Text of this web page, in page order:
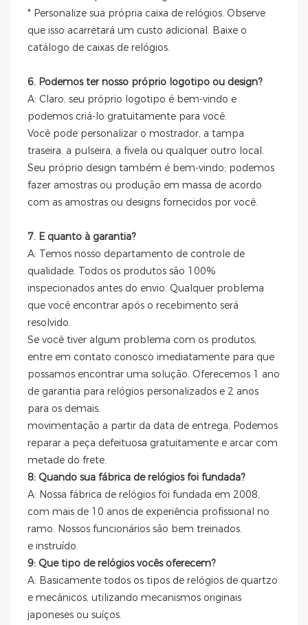
* Personalize sua própria caixa de relógios. Observe
que isso acarretará um custo adicional. Baixe o
catálogo de caixas de relógios.
6. Podemos ter nosso próprio logotipo ou design?
A: Claro, seu próprio logotipo é bem-vindo e
podemos criá-lo gratuitamente para você.
Você pode personalizar o mostrador, a tampa
traseira, a pulseira, a fivela ou qualquer outro local.
Seu próprio design também é bem-vindo; podemos
fazer amostras ou produção em massa de acordo
com as amostras ou designs fornecidos por você.
7. E quanto à garantia?
A: Temos nosso departamento de controle de
qualidade. Todos os produtos são 100%
inspecionados antes do envio. Qualquer problema
que você encontrar após o recebimento será
resolvido.
Se você tiver algum problema com os produtos,
entre em contato conosco imediatamente para que
possamos encontrar uma solução. Oferecemos 1 ano
de garantia para relógios personalizados e 2 anos
para os demais.
movimentação a partir da data de entrega. Podemos
reparar a peça defeituosa gratuitamente e arcar com
metade do frete.
8: Quando sua fábrica de relógios foi fundada?
A: Nossa fábrica de relógios foi fundada em 2008,
com mais de 10 anos de experiência profissional no
ramo. Nossos funcionários são bem treinados.
e instruído.
9: Que tipo de relógios vocês oferecem?
A: Basicamente todos os tipos de relógios de quartzo
e mecânicos, utilizando mecanismos originais
japoneses ou suíços.